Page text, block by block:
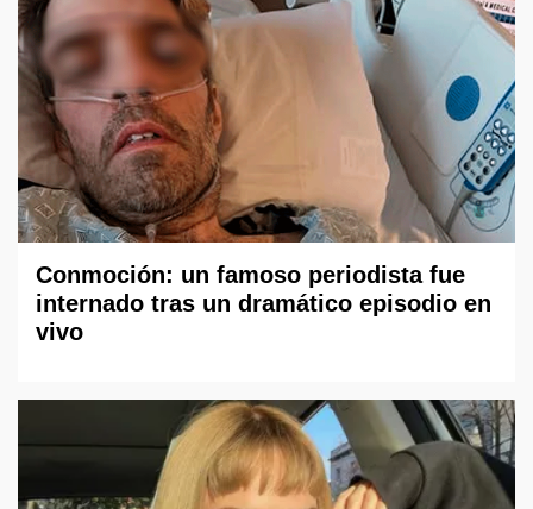
Conmoción: un famoso periodista fue
internado tras un dramático episodio en
vivo